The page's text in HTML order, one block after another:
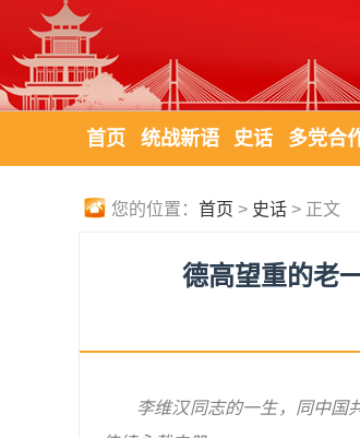
首页 统战新语 史话 多党合
您的位置： 首页 > 史话 > 正文
德高望重的老
李维汉同志的一生，同中国